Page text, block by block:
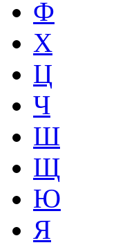
Ф
Х
Ц
Ч
Ш
Щ
Ю
Я